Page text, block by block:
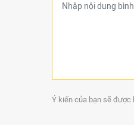
Ý kiến của bạn sẽ được